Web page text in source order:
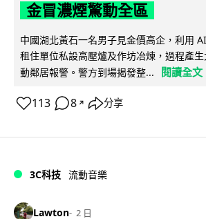
金冒濃煙驚動全區
中國湖北黃石一名男子見金價高企，利用
租住單位私設高壓爐及作坊冶煉，過程產
動鄰居報警。警方到場揭發整...
閱讀全文
113 8 ↗ 分享
3C科技 流動音樂
Lawton 2 日